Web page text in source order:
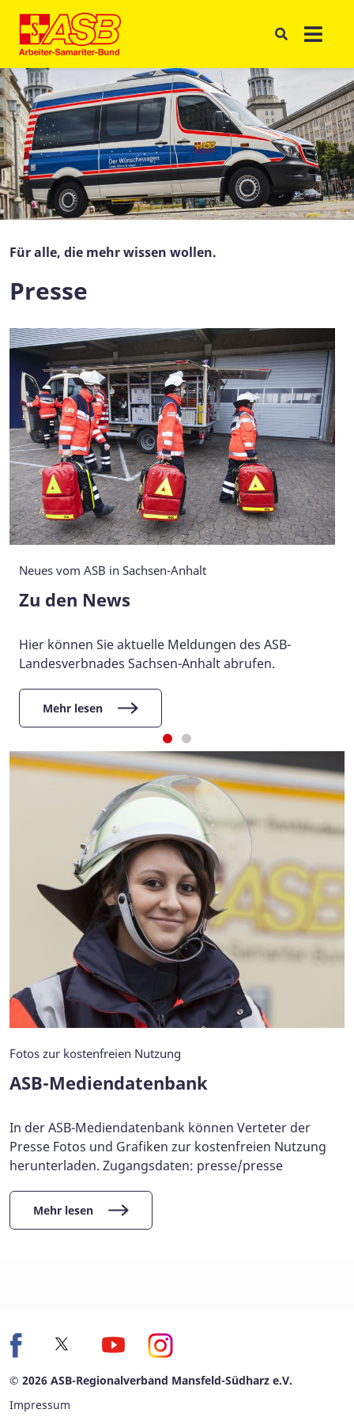
Für alle, die mehr wissen wollen.
Presse
Neues vom ASB in Sachsen-Anhalt
Zu den News
Hier können Sie aktuelle Meldungen des ASB-
Landesverbnades Sachsen-Anhalt abrufen.
Mehr lesen
Fotos zur kostenfreien Nutzung
ASB-Mediendatenbank
In der ASB-Mediendatenbank können Verteter der
Presse Fotos und Grafiken zur kostenfreien Nutzung
herunterladen. Zugangsdaten: presse/presse
Mehr lesen
© 2026 ASB-Regionalverband Mansfeld-Südharz e.V.
Impressum